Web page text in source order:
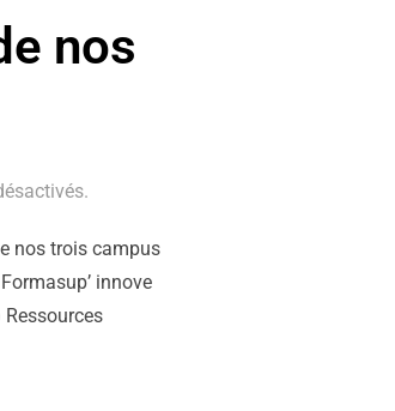
nos
nos trois campus
innove